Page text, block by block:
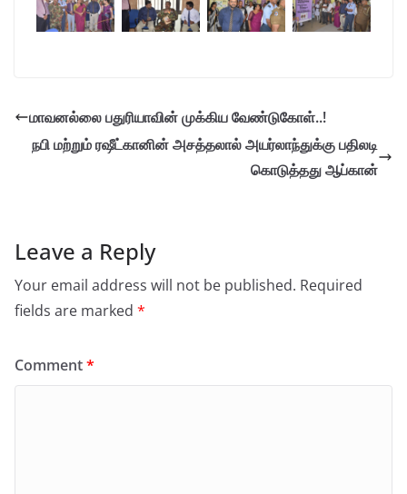
மாவனல்லை பதுரியாவின் முக்கிய வேண்டுகோள்..!
நபி மற்றும் ரஷீட்கானின் அசத்தலால் அயர்லாந்துக்கு பதிலடி
கொடுத்தது ஆப்கான்
Leave a Reply
Your email address will not be published. Required
fields are marked *
Comment*